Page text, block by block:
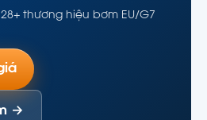
thương hiệu bơm EU/G7
→